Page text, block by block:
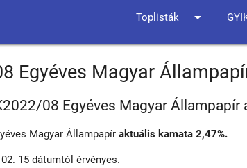
Toplisták arrow_drop_down
Egyéves Magyar
08 Egyéves Magyar Állampapír
Magyar Állampapíraktuális kamata 2,47%.
15 dátumtól érvényes.